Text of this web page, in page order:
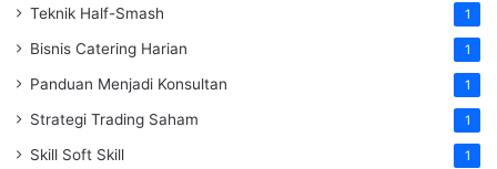
Teknik Half-Smash 1
Bisnis Catering Harian 1
Panduan Menjadi Konsultan 1
Strategi Trading Saham 1
Skill Soft Skill 1